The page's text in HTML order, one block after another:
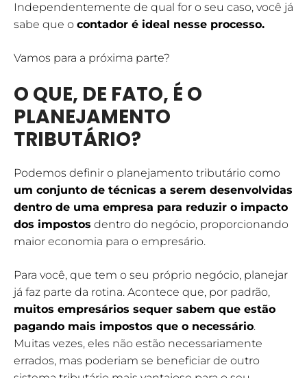
Independentemente de qual for o seu caso, você já
sabe que o contador é ideal nesse processo.
Vamos para a próxima parte?
O QUE, DE FATO, É O
PLANEJAMENTO
TRIBUTÁRIO?
Podemos definir o planejamento tributário como
um conjunto de técnicas a serem desenvolvidas
dentro de uma empresa para reduzir o impacto
dos impostos dentro do negócio, proporcionando
maior economia para o empresário.
Para você, que tem o seu próprio negócio, planejar
já faz parte da rotina. Acontece que, por padrão,
muitos empresários sequer sabem que estão
pagando mais impostos que o necessário.
Muitas vezes, eles não estão necessariamente
errados, mas poderiam se beneficiar de outro